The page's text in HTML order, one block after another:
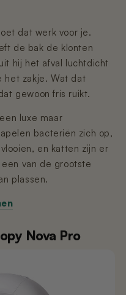
Zeef)
(Wit)
(Zwart)
(Zwart)
dat werk voor je.
de bak de klonten
hij het afval luchtdicht
het zakje. Wat dat
gewoon fris ruikt.
luxe maar
bacteriën zich op,
en katten zijn er
van de grootste
plassen.
Nova Pro